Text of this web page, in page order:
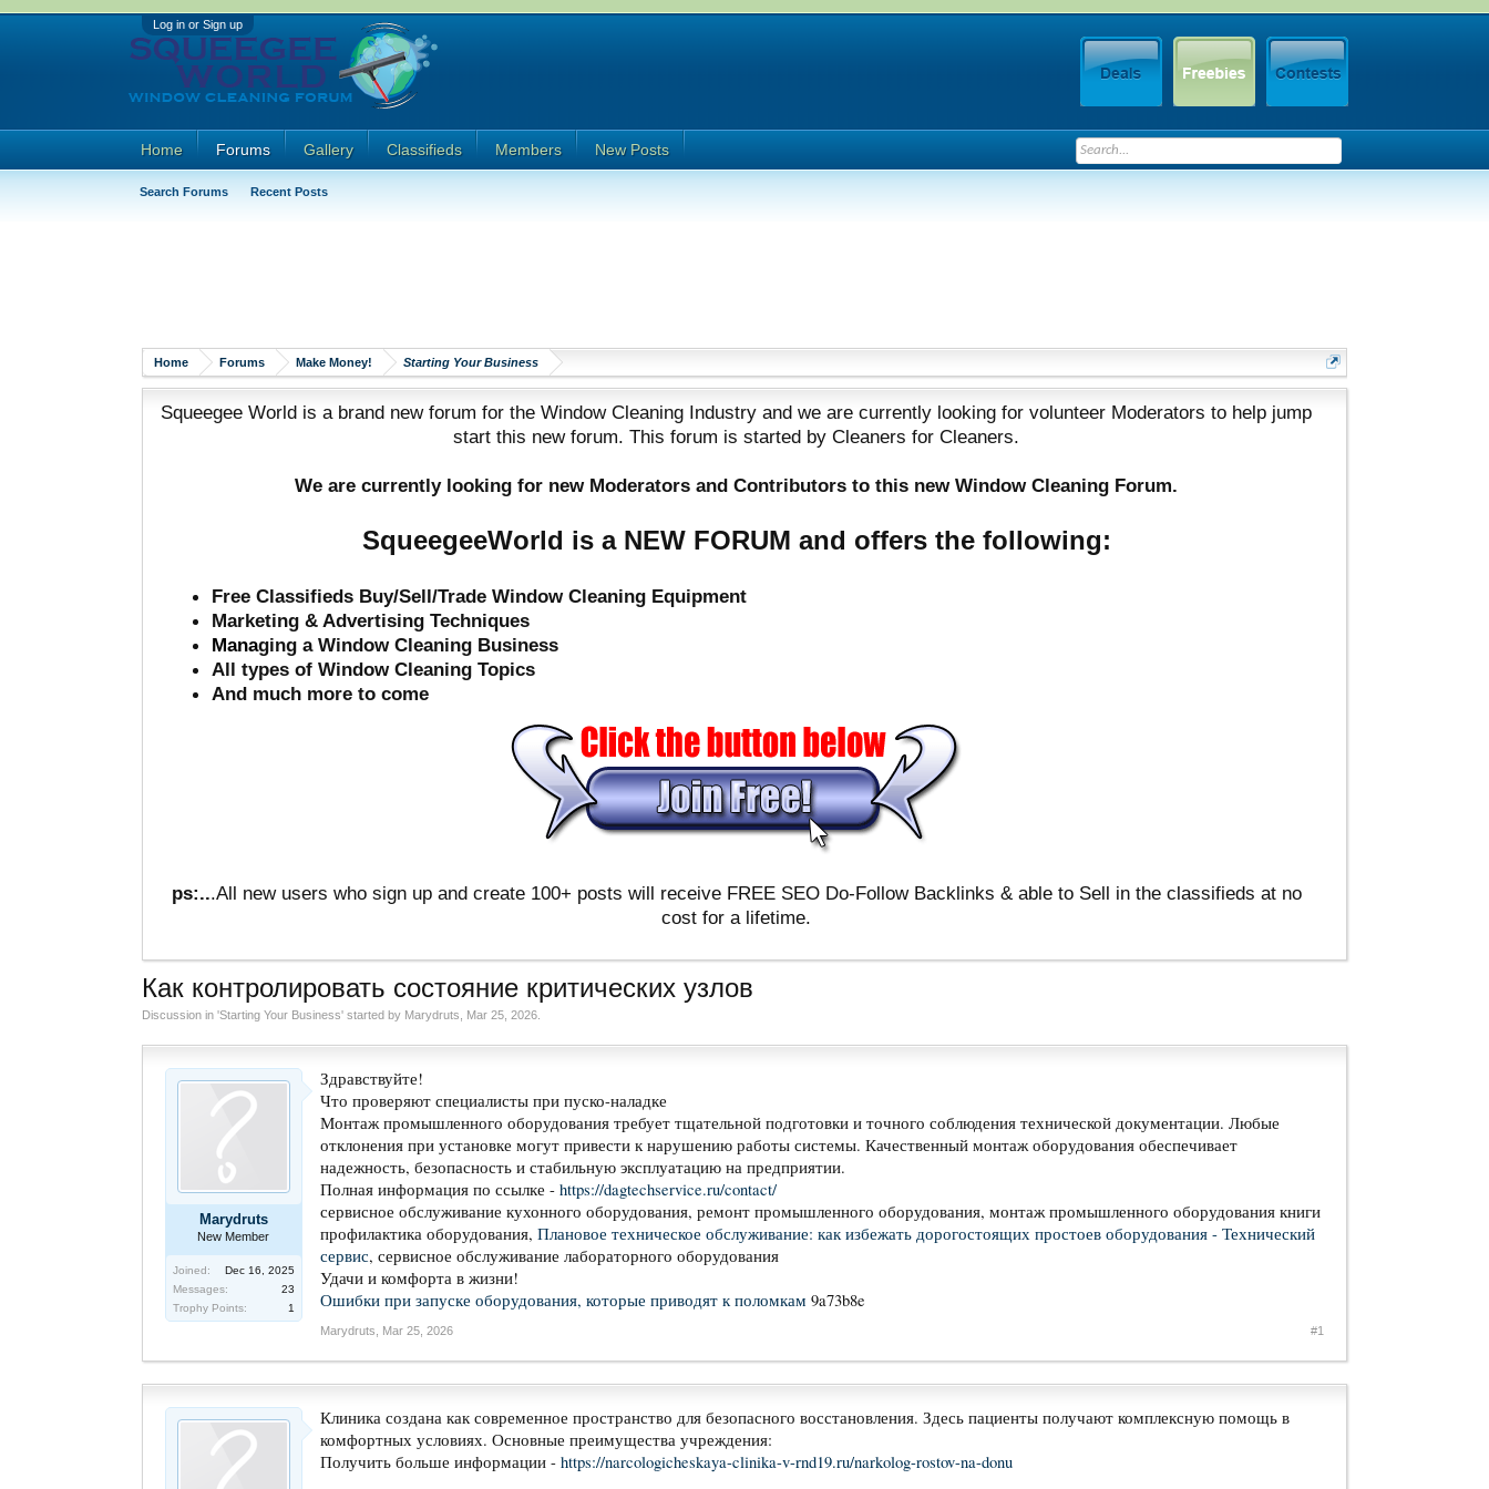
Log in or Sign up
Home Forums Make Money! Starting Your Business
Squeegee World is a brand new forum for the Window Cleaning Industry and we are currently looking for volunteer Moderators to help jump
start this new forum. This forum is started by Cleaners for Cleaners.
We are currently looking for new Moderators and Contributors to this new Window Cleaning Forum.
SqueegeeWorld is a NEW FORUM and offers the following:
Free Classifieds Buy/Sell/Trade Window Cleaning Equipment
Marketing & Advertising Techniques
Managing a Window Cleaning Business
All types of Window Cleaning Topics
And much more to come
ps:...All new users who sign up and create 100+ posts will receive FREE SEO Do-Follow Backlinks & able to Sell in the classifieds at no
cost for a lifetime.
Как контролировать состояние критических узлов
Discussion in 'Starting Your Business' started by Marydruts Mar 25, 2026.
Marydruts
New Member
Joined:
Dec 16, 2025
Messages:
23
Trophy Points:
1
Здравствуйте!
Что проверяют специалисты при пуско-наладке
Монтаж промышленного оборудования требует тщательной подготовки и точного соблюдения технической документации. Любые
отклонения при установке могут привести к нарушению работы системы. Качественный монтаж оборудования обеспечивает
надежность, безопасность и стабильную эксплуатацию на предприятии.
Полная информация по ссылке - https://dagtechservice.ru/contact/
сервисное обслуживание кухонного оборудования, ремонт промышленного оборудования, монтаж промышленного оборудования книги
профилактика оборудования, Плановое техническое обслуживание: как избежать дорогостоящих простоев оборудования - Технический
сервис, сервисное обслуживание лабораторного оборудования
Удачи и комфорта в жизни!
Ошибки при запуске оборудования, которые приводят к поломкам 9a73b8e
Marydruts Mar 25, 2026 #1
Клиника создана как современное пространство для безопасного восстановления. Здесь пациенты получают комплексную помощь в
комфортных условиях. Основные преимущества учреждения:
Получить больше информации - https://narcologicheskaya-clinika-v-rnd19.ru/narkolog-rostov-na-donu
Home Forums
Search Forums Recent Posts
Gallery Classifieds Members New Posts